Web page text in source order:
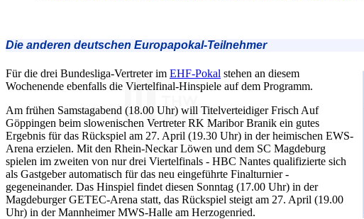
Die anderen deutschen Europapokal-Teilnehmer
Für die drei Bundesliga-Vertreter im EHF-Pokal stehen an diesem
Wochenende ebenfalls die Viertelfinal-Hinspiele auf dem Programm.
Am frühen Samstagabend (18.00 Uhr) will Titelverteidiger Frisch Auf
Göppingen beim slowenischen Vertreter RK Maribor Branik ein gutes
Ergebnis für das Rückspiel am 27. April (19.30 Uhr) in der heimischen EWS-
Arena erzielen. Mit den Rhein-Neckar Löwen und dem SC Magdeburg
spielen im zweiten von nur drei Viertelfinals - HBC Nantes qualifizierte sich
als Gastgeber automatisch für das neu eingeführte Finalturnier -
gegeneinander. Das Hinspiel findet diesen Sonntag (17.00 Uhr) in der
Magdeburger GETEC-Arena statt, das Rückspiel steigt am 27. April (19.00
Uhr) in der Mannheimer MWS-Halle am Herzogenried.